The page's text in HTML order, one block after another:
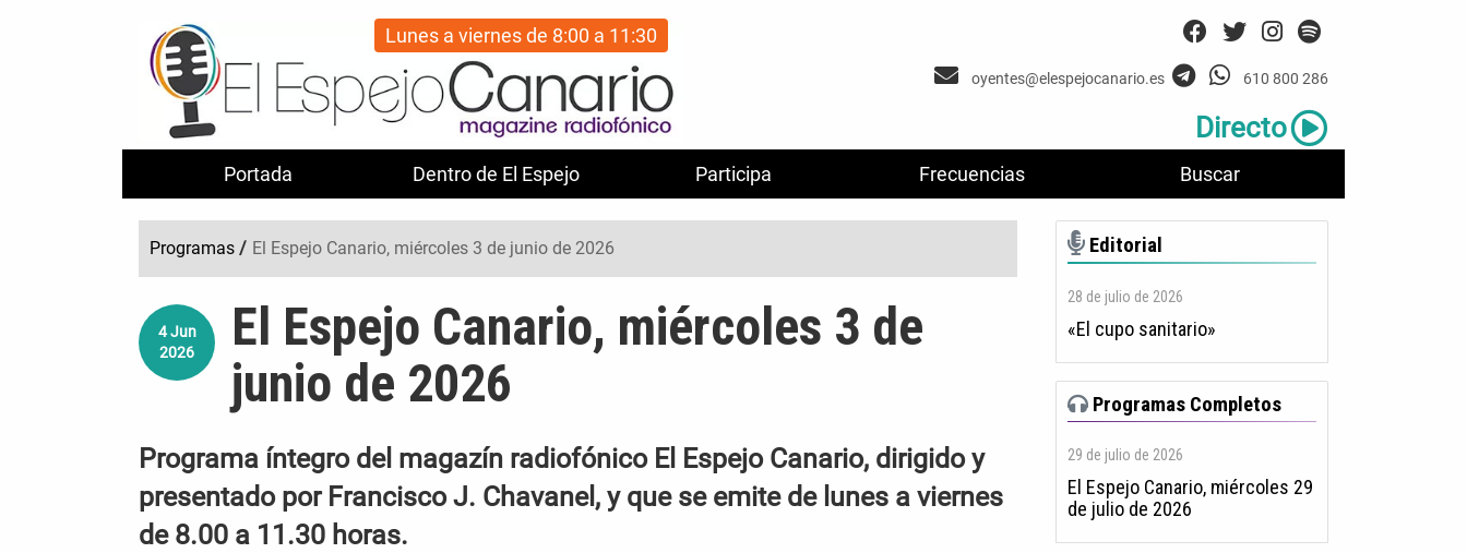
Portada Dentro de El Espejo Participa Frecuencias Buscar
Lunes a viernes de 8:00 a 11:30
oyentes@elespejocanario.es 610 800 286
Directo
Programas / El Espejo Canario, miércoles 3 de junio de 2026
4 Jun
2026
El Espejo Canario, miércoles 3 de
junio de 2026
Programa íntegro del magazín radiofónico El Espejo Canario, dirigido y
presentado por Francisco J. Chavanel, y que se emite de lunes a viernes
de 8.00 a 11.30 horas.
Editorial
28 de julio de 2026
«El cupo sanitario»
Programas Completos
29 de julio de 2026
El Espejo Canario, miércoles 29
de julio de 2026